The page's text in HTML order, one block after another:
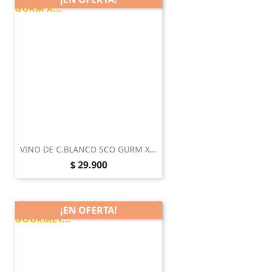
VINO DE C.BLANCO SCO GURM X...
Precio
$ 29.900
¡EN OFERTA!